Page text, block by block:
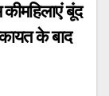
बूंद
के बाद